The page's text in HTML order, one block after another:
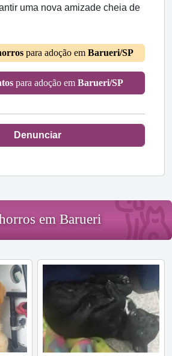
uma nova amizade cheia de
para adoção em Barueri/SP
para adoção em Barueri/SP
Denunciar
em Barueri